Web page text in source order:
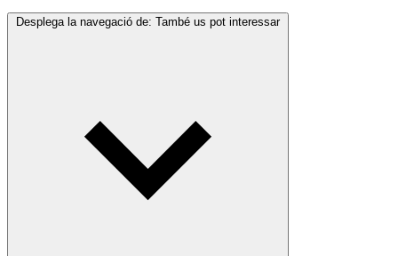
Desplega la navegació de: També us pot interessar